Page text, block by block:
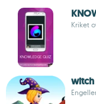
Kriket
witch